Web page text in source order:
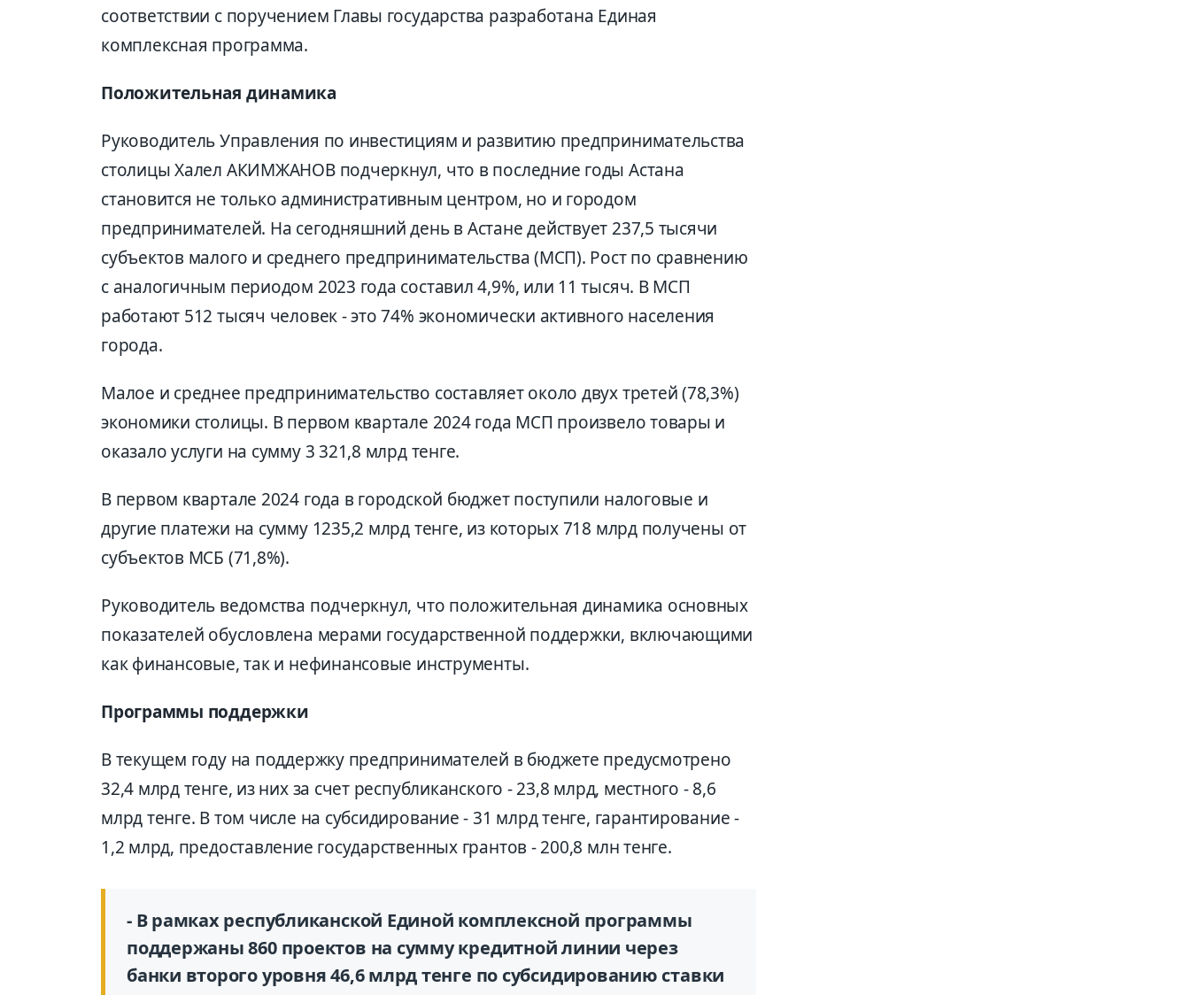
соответствии с поручением Главы государства разработана Единая
комплексная программа.
Положительная динамика
Руководитель Управления по инвестициям и развитию предпринимательства
столицы Халел АКИМЖАНОВ подчеркнул, что в последние годы Астана
становится не только административным центром, но и городом
предпринимателей. На сегодняшний день в Астане действует 237,5 тысячи
субъектов малого и среднего предпринимательства (МСП). Рост по сравнению
с аналогичным периодом 2023 года составил 4,9%, или 11 тысяч. В МСП
работают 512 тысяч человек - это 74% экономически активного населения
города.
Малое и среднее предпринимательство составляет около двух третей (78,3%)
экономики столицы. В первом квартале 2024 года МСП произвело товары и
оказало услуги на сумму 3 321,8 млрд тенге.
В первом квартале 2024 года в городской бюджет поступили налоговые и
другие платежи на сумму 1235,2 млрд тенге, из которых 718 млрд получены от
субъектов МСБ (71,8%).
Руководитель ведомства подчеркнул, что положительная динамика основных
показателей обусловлена мерами государственной поддержки, включающими
как финансовые, так и нефинансовые инструменты.
Программы поддержки
В текущем году на поддержку предпринимателей в бюджете предусмотрено
32,4 млрд тенге, из них за счет республиканского - 23,8 млрд, местного - 8,6
млрд тенге. В том числе на субсидирование - 31 млрд тенге, гарантирование -
1,2 млрд, предоставление государственных грантов - 200,8 млн тенге.
- В рамках республиканской Единой комплексной программы
поддержаны 860 проектов на сумму кредитной линии через
банки второго уровня 46,6 млрд тенге по субсидированию ставки